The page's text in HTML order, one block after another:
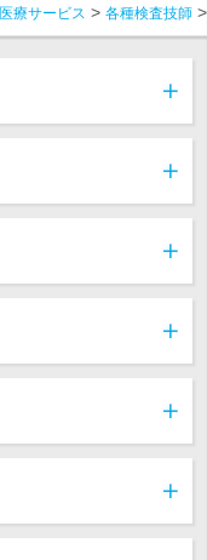
医療サービス 各種検査技師